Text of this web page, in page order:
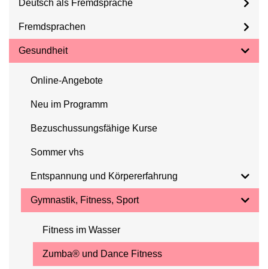
Deutsch als Fremdsprache
Fremdsprachen
Gesundheit
Online-Angebote
Neu im Programm
Bezuschussungsfähige Kurse
Sommer vhs
Entspannung und Körpererfahrung
Gymnastik, Fitness, Sport
Fitness im Wasser
Zumba® und Dance Fitness